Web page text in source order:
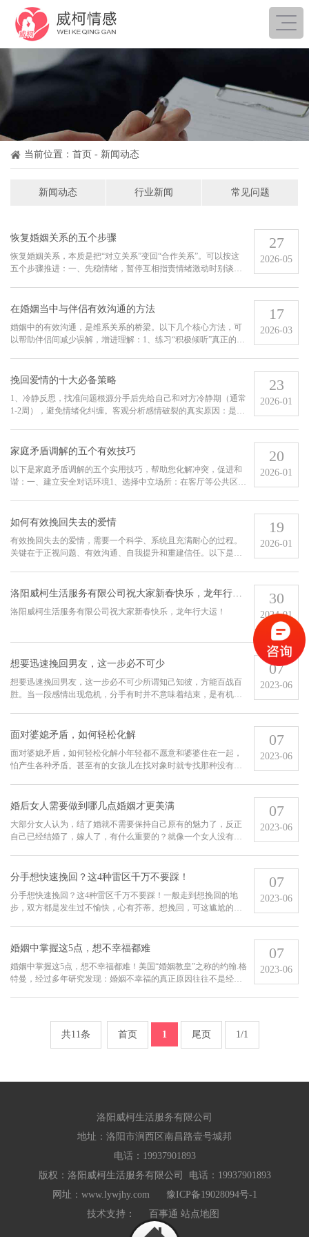
当前位置： 首页 - 新闻动态
新闻动态 行业新闻 常见问题
恢复婚姻关系的五个步骤
恢复婚姻关系，本质是把“对立关系”变回“合作关系”。可以按这
五个步骤推进：一、先稳情绪，暂停互相指责情绪激动时别谈修
么？对方哪些行...
27
2026-05
在婚姻当中与伴侣有效沟通的方法
婚姻中的有效沟通，是维系关系的桥梁。以下几个核心方法，可
以帮助伴侣间减少误解，增进理解：1、练习“积极倾听”真正的沟
听懂对方话语...
17
2026-03
挽回爱情的十大必备策略
1、冷静反思，找准问题根源分手后先给自己和对方冷静期（通常
1-2周），避免情绪化纠缠。客观分析感情破裂的真实原因：是沟
会让对方...
23
2026-01
家庭矛盾调解的五个有效技巧
以下是家庭矛盾调解的五个实用技巧，帮助您化解冲突，促进和
谐：一、建立安全对话环境1、选择中立场所：在客厅等公共区域
开疲惫时...
20
2026-01
如何有效挽回失去的爱情
有效挽回失去的爱情，需要一个科学、系统且充满耐心的过程。
关键在于正视问题、有效沟通、自我提升和重建信任。以下是一
医生一样诊断感情...
19
2026-01
洛阳威柯生活服务有限公司祝大家新春快乐，龙年行大运...
洛阳威柯生活服务有限公司祝大家新春快乐，龙年行大运！
30
2024-01
想要迅速挽回男友，这一步必不可少
想要迅速挽回男友，这一步必不可少所谓知己知彼，方能百战百
胜。当一段感情出现危机，分手有时并不意味着结束，是有机会
出现一些征兆。比...
07
2023-06
面对婆媳矛盾，如何轻松化解
面对婆媳矛盾，如何轻松化解小年轻都不愿意和婆婆住在一起，
怕产生各种矛盾。甚至有的女孩儿在找对象时就专找那种没有妈
盾，要掌握哪些必要...
07
2023-06
婚后女人需要做到哪几点婚姻才更美满
大部分女人认为，结了婚就不需要保持自己原有的魅力了，反正
自己已经结婚了，嫁人了，有什么重要的？就像一个女人没有结
我要告诉你，结了...
07
2023-06
分手想快速挽回？这4种雷区千万不要踩！
分手想快速挽回？这4种雷区千万不要踩！一般走到想挽回的地
步，双方都是发生过不愉快，心有芥蒂。想挽回，可这尴尬的气
动作.........
07
2023-06
婚姻中掌握这5点，想不幸福都难
婚姻中掌握这5点，想不幸福都难！美国“婚姻教皇”之称的约翰.格
特曼，经过多年研究发现：婚姻不幸福的真正原因往往不是经济
07
2023-06
共11条 首页 1 尾页 1/1
洛阳威柯生活服务有限公司
地址：洛阳市涧西区南昌路壹号城邦
电话：19937901893
版权：洛阳威柯生活服务有限公司 电话：19937901893
网址：www.lywjhy.com
豫ICP备19028094号-1
技术支持：
百事通 站点地图